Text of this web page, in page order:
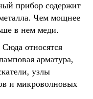
прибор содержит
Чем мощнее
в нем меди.
относятся
арматура,
узлы
и микроволновых